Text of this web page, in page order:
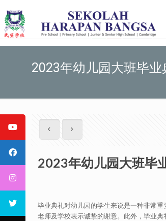
2023年幼儿园大班毕业
2023年幼儿园大班毕
毕业典礼对幼儿园的学生来说是一种非常
老师及学校表示诚挚的谢意。此外，毕业